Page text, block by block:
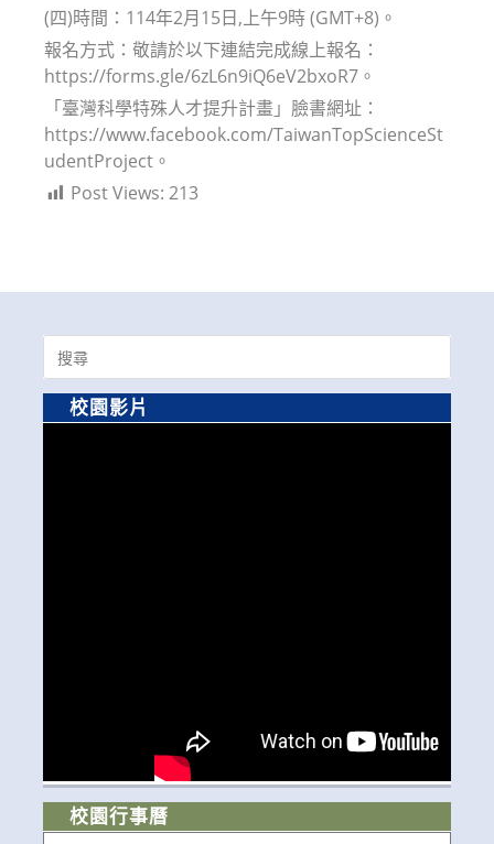
(四)時間：114年2月15日,上午9時 (GMT+8)。
報名方式：敬請於以下連結完成線上報名：
https://forms.gle/6zL6n9iQ6eV2bxoR7。
「臺灣科學特殊人才提升計畫」臉書網址：
https://www.facebook.com/TaiwanTopScienceSt
udentProject。
Post Views: 213
Search
for:
校園影片
校園行事曆